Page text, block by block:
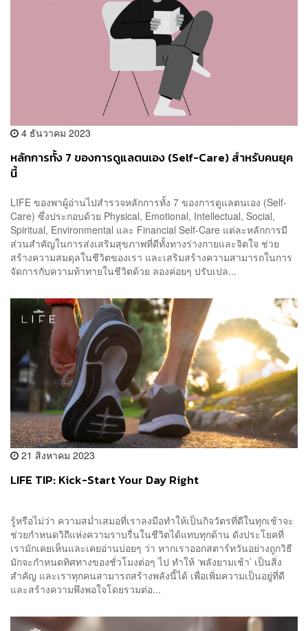
4 ธันวาคม 2023
หลักการทั้ง 7 ของการดูแลตนเอง (Self-Care) สำหรับคนยุค
นี้
LIFE ของพาผู้อ่านไปสำรวจหลักการทั้ง 7 ของการดูแลตนเอง (Self-
Care) ซึ่งประกอบด้วย Physical, Emotional, Intellectual, Social,
Spiritual, Environmental และ Financial Self-Care แต่ละหลักการมี
ส่วนสำคัญในการส่งเสริมสุขภาพที่ดีทั้งทางร่างกายและจิตใจ ช่วย
สร้างความสมดุลในชีวิตของเรา และเสริมสร้างความสามารถในการ
จัดการกับความท้าทายในชีวิตด้วย ลองค่อยๆ ปรับเปล...
21 สิงหาคม 2023
LIFE TIP: Kick-Start Your Day Right
รู้หรือไม่ว่า ความสม่ำเสมอที่เราลงมือทำให้เป็นกิจวัตรที่ดีในทุกเช้าจะ
ช่วยกำหนดวิถีแห่งความราบรื่นในชีวิตได้แทบทุกด้าน ดังประโยคที่
เรามักเคยเห็นและเคยอ่านบ่อยๆ ว่า หากเราออกสตาร์ทวันอย่างถูกวิธี
มักจะกำหนดทิศทางของชั่วโมงต่อๆ ไป ทำให้ ‘พลังยามเช้า’ เป็นสิ่ง
สำคัญ และเราทุกคนสามารถสร้างพลังนี้ได้ เพื่อเพิ่มความเป็นอยู่ที่ดี
และสร้างความพึงพอใจโดยรวมต่อ...